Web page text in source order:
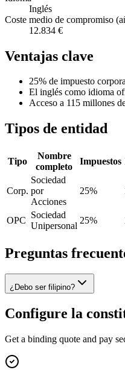
Inglés
Coste medio de compromiso
12.834 €
Ventajas clave
25% de impuesto
El inglés como idioma
Acceso a 115 millones
Tipos de entidad
Tipo
Nombre
completo
Impuestos
Corp.
Sociedad
por
Acciones
25%
OPC
Sociedad
Unipersonal
25%
Preguntas
¿Debo ser filipino?
Configure la
Get a binding quote and pay